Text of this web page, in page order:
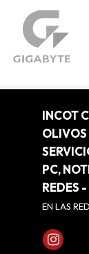
INCOT
OLIVOS
PC,
REDES
EN LAS